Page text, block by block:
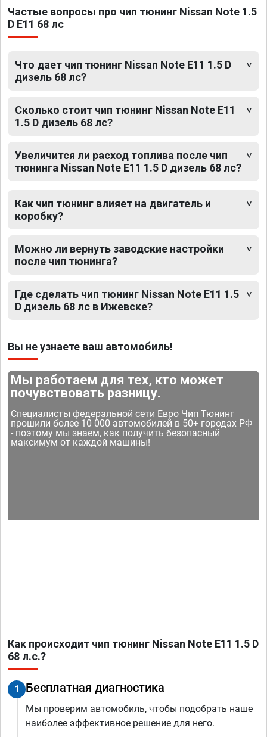
Частые вопросы про чип тюнинг Nissan Note 1.5
D E11 68 лс
Что дает чип тюнинг Nissan Note E11 1.5 D
дизель 68 лс?
Сколько стоит чип тюнинг Nissan Note E11
1.5 D дизель 68 лс?
Увеличится ли расход топлива после чип
тюнинга Nissan Note E11 1.5 D дизель 68 лс?
Как чип тюнинг влияет на двигатель и
коробку?
Можно ли вернуть заводские настройки
после чип тюнинга?
Где сделать чип тюнинг Nissan Note E11 1.5
D дизель 68 лс в Ижевске?
Вы не узнаете ваш автомобиль!
Мы работаем для тех, кто может
почувствовать разницу.
Специалисты федеральной сети Евро Чип Тюнинг
прошили более 10 000 автомобилей в 50+ городах РФ
- поэтому мы знаем, как получить безопасный
максимум от каждой машины!
Как происходит чип тюнинг Nissan Note E11 1.5 D
68 л.с.?
1 Бесплатная диагностика
Мы проверим автомобиль, чтобы подобрать наше
наиболее эффективное решение для него.